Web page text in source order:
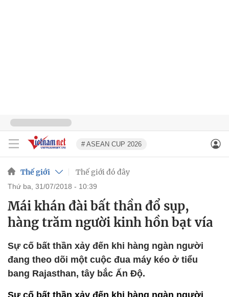
# ASEAN CUP 2026
Thế giới Thế giới đó đây
thứ ba, 31/07/2018 - 10:39
Mái khán đài bất thần đổ sụp,
hàng trăm người kinh hồn bạt vía
Sự cố bất thần xảy đến khi hàng ngàn người
đang theo dõi một cuộc đua máy kéo ở tiểu
bang Rajasthan, tây bắc Ấn Độ.
Sự cố bất thần xảy đến khi hàng ngàn người